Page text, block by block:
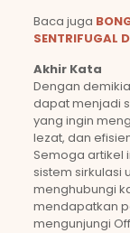
Baca juga
SENTRIFUGAL
Akhir Kata
Dengan
dapat menjadi
yang ingin
lezat, dan
Semoga artikel
sistem sirkulasi
menghubungi
mendapatkan
mengunjungi